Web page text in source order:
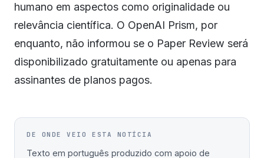
humano em aspectos como originalidade ou
relevância científica. O OpenAI Prism, por
enquanto, não informou se o Paper Review será
disponibilizado gratuitamente ou apenas para
assinantes de planos pagos.
DE ONDE VEIO ESTA NOTÍCIA
Texto em português produzido com apoio de